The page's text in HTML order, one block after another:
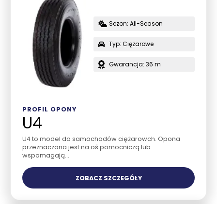
Sezon: All-Season
Typ: Ciężarowe
Gwarancja: 36 m
PROFIL OPONY
U4
U4 to model do samochodów ciężarowch. Opona
przeznaczona jest na oś pomocniczą lub
wspomagają...
ZOBACZ SZCZEGÓŁY